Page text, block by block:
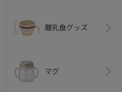
離乳食グッズ
マグ